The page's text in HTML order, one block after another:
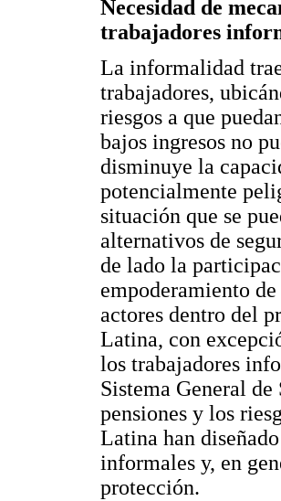
Necesidad de
trabajadores
La informalidad
trabajadores,
riesgos a que
bajos ingresos no
disminuye la
potencialmente
situación que se
alternativos de
de lado la
empoderamiento
actores dentro del
Latina, con
los trabajadores
Sistema General
pensiones y los
Latina han
informales y, en
protección.